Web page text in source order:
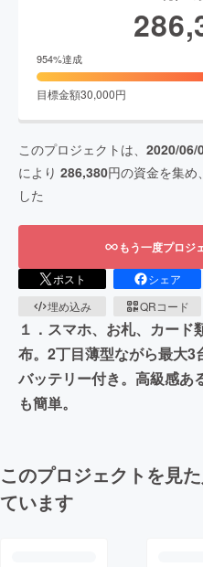
954%達成
目標金額30,000円
このプロジェクトは、 2020/06/
により 286,380円の資金を集め
した
もう一度プロジ
ポスト シェア
埋め込み
QRコード
１．スマホ、お札、カー
布。2丁目薄型ながら最大
バッテリー付き。高級感あ
も簡単。
このプロジェクトを見
ています